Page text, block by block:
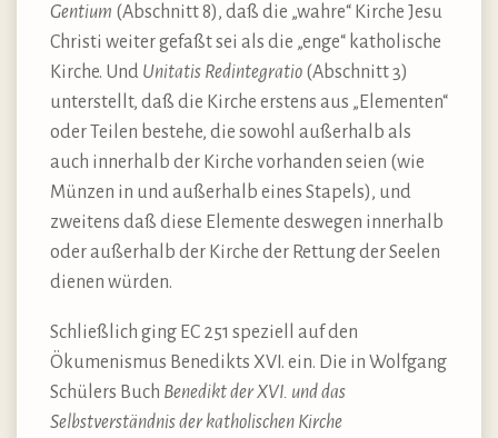
Gentium (Abschnitt 8), daß die „wahre“ Kirche Jesu
Christi weiter gefaßt sei als die „enge“ katholische
Kirche. Und Unitatis Redintegratio (Abschnitt 3)
unterstellt, daß die Kirche erstens aus „Elementen“
oder Teilen bestehe, die sowohl außerhalb als
auch innerhalb der Kirche vorhanden seien (wie
Münzen in und außerhalb eines Stapels), und
zweitens daß diese Elemente deswegen innerhalb
oder außerhalb der Kirche der Rettung der Seelen
dienen würden.
Schließlich ging EC 251 speziell auf den
Ökumenismus Benedikts XVI. ein. Die in Wolfgang
Schülers Buch Benedikt der XVI. und das
Selbstverständnis der katholischen Kirche